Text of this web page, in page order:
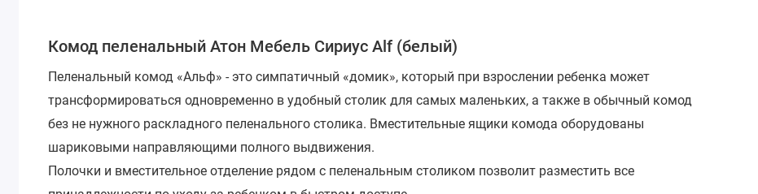
Комод пеленальный Атон Мебель Сириус Alf (белый)
Пеленальный комод «Альф» - это симпатичный «домик», который при взрослении ребенка может
трансформироваться одновременно в удобный столик для самых маленьких, а также в обычный комод
без не нужного раскладного пеленального столика. Вместительные ящики комода оборудованы
шариковыми направляющими полного выдвижения.
Полочки и вместительное отделение рядом с пеленальным столиком позволит разместить все